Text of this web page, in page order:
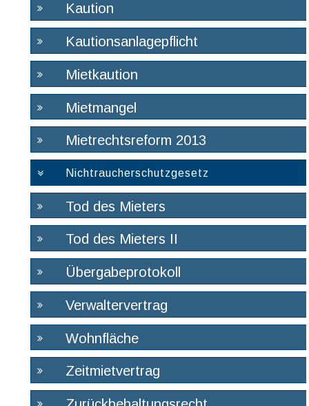
Kaution
Kautionsanlagepflicht
Mietkaution
Mietmangel
Mietrechtsreform 2013
Nichtraucherschutzgesetz
Tod des Mieters
Tod des Mieters II
Übergabeprotokoll
Verwaltervertrag
Wohnfläche
Zeitmietvertrag